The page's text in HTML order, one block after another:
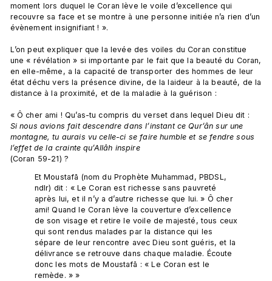
moment lors duquel le Coran lève le voile d’excellence qui
recouvre sa face et se montre à une personne initiée n’a rien d’un
évènement insignifiant ! ».
L’on peut expliquer que la levée des voiles du Coran constitue
une « révélation » si importante par le fait que la beauté du Coran,
en elle-même, a la capacité de transporter des hommes de leur
état déchu vers la présence divine, de la laideur à la beauté, de la
distance à la proximité, et de la maladie à la guérison :
« Ô cher ami ! Qu’as-tu compris du verset dans lequel Dieu dit :
Si nous avions fait descendre dans l’instant ce Qur’ân sur une
montagne, tu aurais vu celle-ci se faire humble et se fendre sous
l’effet de la crainte qu’Allâh inspire
Et Moustafā (nom du Prophète Muhammad, PBDSL,
ndlr) dit : « Le Coran est richesse sans pauvreté
après lui, et il n’y a d’autre richesse que lui. » Ô cher
ami! Quand le Coran lève la couverture d’excellence
de son visage et retire le voile de majesté, tous ceux
qui sont rendus malades par la distance qui les
sépare de leur rencontre avec Dieu sont guéris, et la
délivrance se retrouve dans chaque maladie. Écoute
donc les mots de Moustafā : « Le Coran est le
remède. » »